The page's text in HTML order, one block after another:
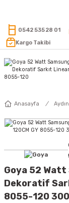
0542 535 28 01
Kargo Takibi
Anasayfa
Goya 52 Watt
Dekoratif
8055-120